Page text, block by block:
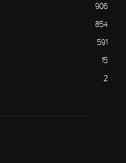
906
854
591
15
2